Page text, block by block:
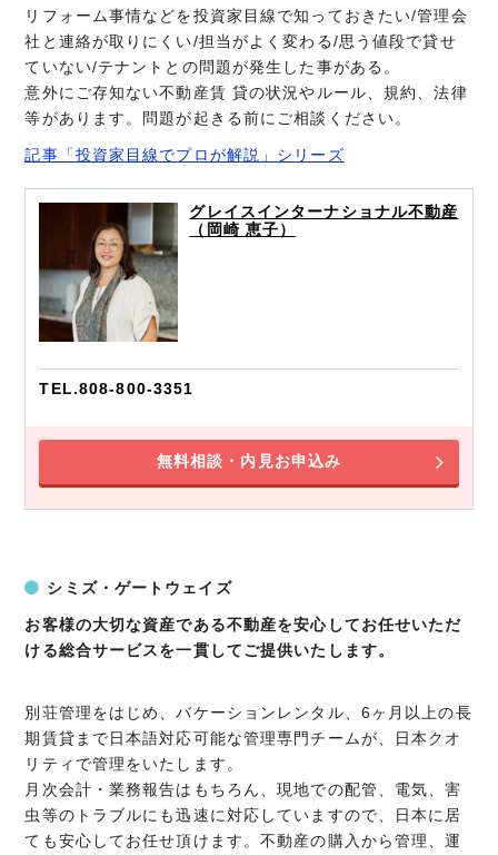
リフォーム事情などを投資家目線で知っておきたい/管理会
社と連絡が取りにくい/担当がよく変わる/思う値段で貸せ
ていない/テナントとの問題が発生した事がある。
意外にご存知ない不動産賃 貸の状況やルール、規約、法律
等があります。問題が起きる前にご相談ください。
記事「投資家目線でプロが解説」シリーズ
グレイスインターナショナル不動産
（岡崎 恵子）
TEL.808-800-3351
無料相談・内見お申込み
シミズ・ゲートウェイズ
お客様の大切な資産である不動産を安心してお任せいただ
ける総合サービスを一貫してご提供いたします。
別荘管理をはじめ、バケーションレンタル、6ヶ月以上の長
期賃貸まで日本語対応可能な管理専門チームが、日本クオ
リティで管理をいたします。
月次会計・業務報告はもちろん、現地での配管、電気、害
虫等のトラブルにも迅速に対応していますので、日本に居
ても安心してお任せ頂けます。不動産の購入から管理、運